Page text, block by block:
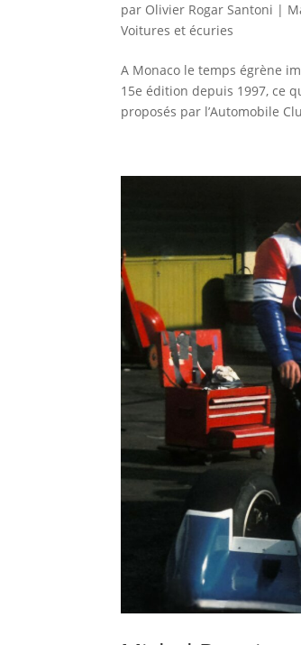
par Olivier Rogar Santoni |
Voitures et écuries
A Monaco le temps égrène
15e édition depuis 1997, ce
proposés par l’Automobile